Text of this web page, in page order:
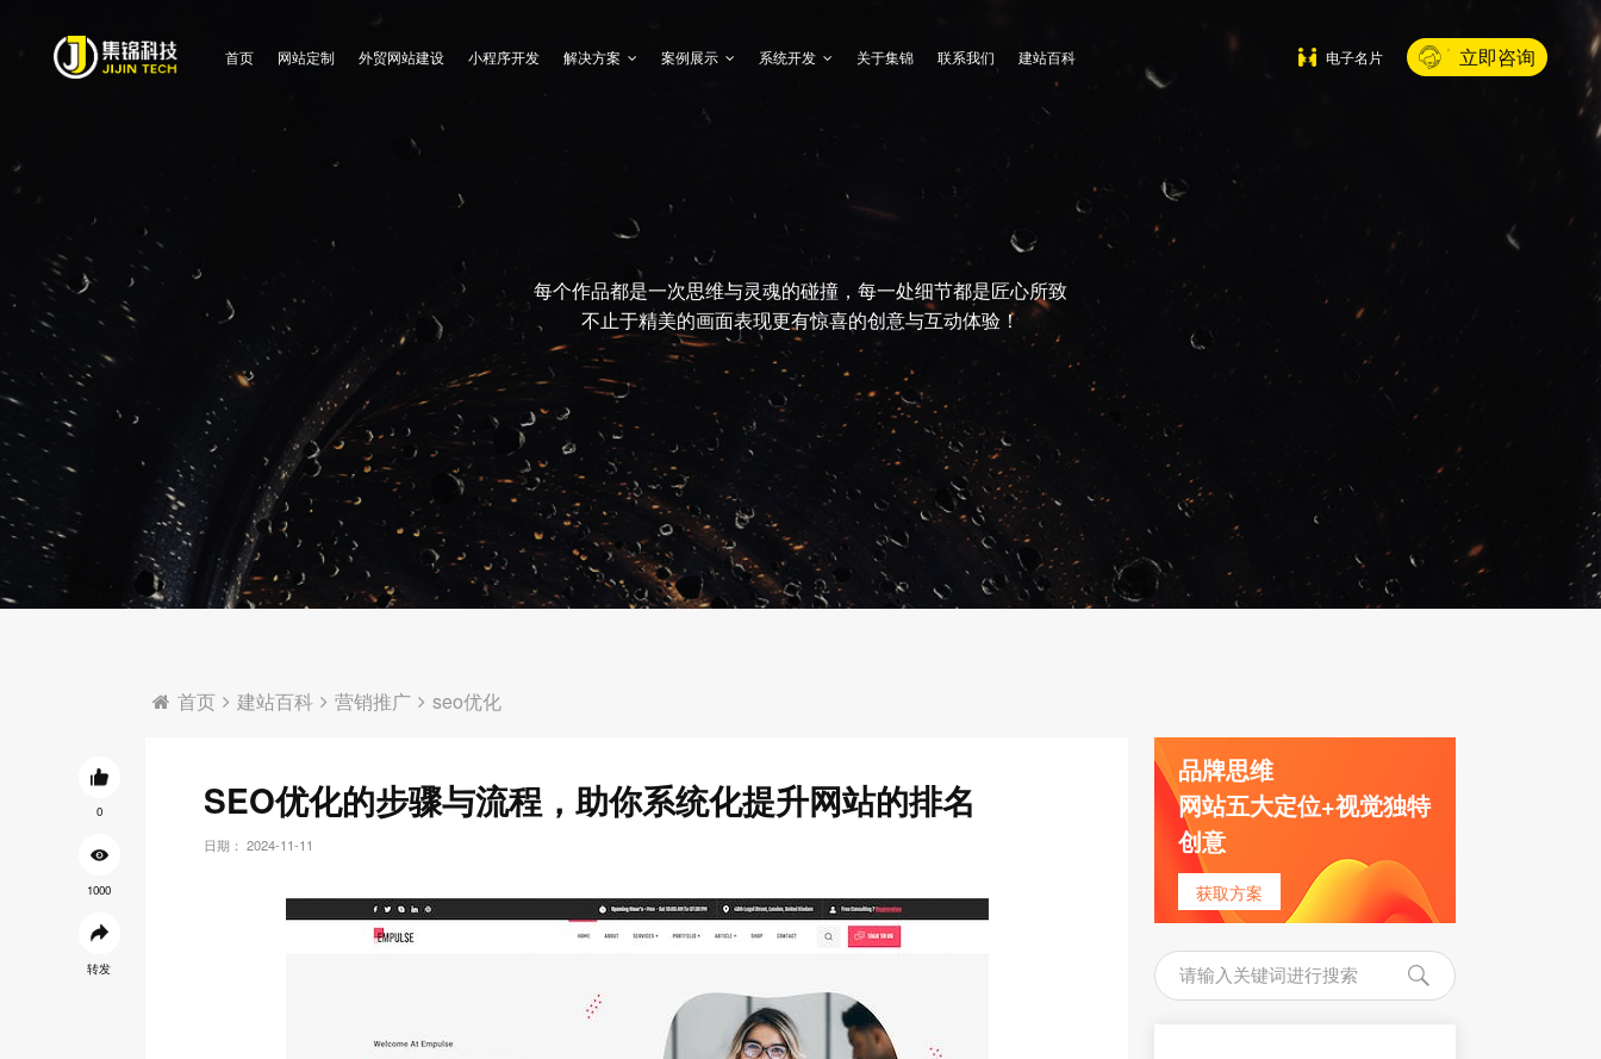
首页 网站定制 外贸网站建设 小程序开发 解决方案 案例展示 系统开发 关于集锦 联系我们 建站百科 电子名片 立即咨询
每个作品都是一次思维与灵魂的碰撞，每一处细节都是匠心所致
不止于精美的画面表现更有惊喜的创意与互动体验！
首页 建站百科 营销推广 seo优化
0
1000
转发
SEO优化的步骤与流程，助你系统化提升网站的排名
日期： 2024-11-11
品牌思维
网站五大定位+视觉独特
创意
获取方案